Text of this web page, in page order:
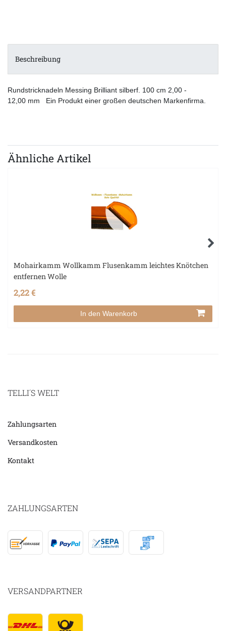
Beschreibung
Rundstricknadeln Messing Brilliant silberf. 100 cm 2,00 -
12,00 mm Ein Produkt einer großen deutschen Markenfirma.
Ähnliche Artikel
Mohairkamm Wollkamm Flusenkamm leichtes Knötchen
entfernen Wolle
2,22 €
In den Warenkorb
TELLI´S WELT
Zahlungsarten
Versandkosten
Kontakt
ZAHLUNGSARTEN
VERSANDPARTNER